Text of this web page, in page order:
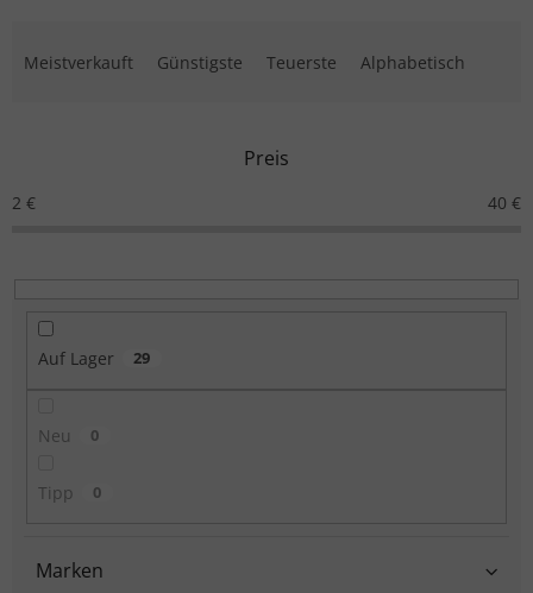
Meistverkauft Günstigste Teuerste Alphabetisch
Preis
2 € 40 €
Auf Lager 29
Neu 0
Tipp 0
Marken